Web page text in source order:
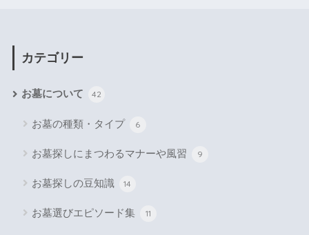
カテゴリー
お墓について 42
お墓の種類・タイプ 6
お墓探しにまつわるマナーや風習 9
お墓探しの豆知識 14
お墓選びエピソード集 11